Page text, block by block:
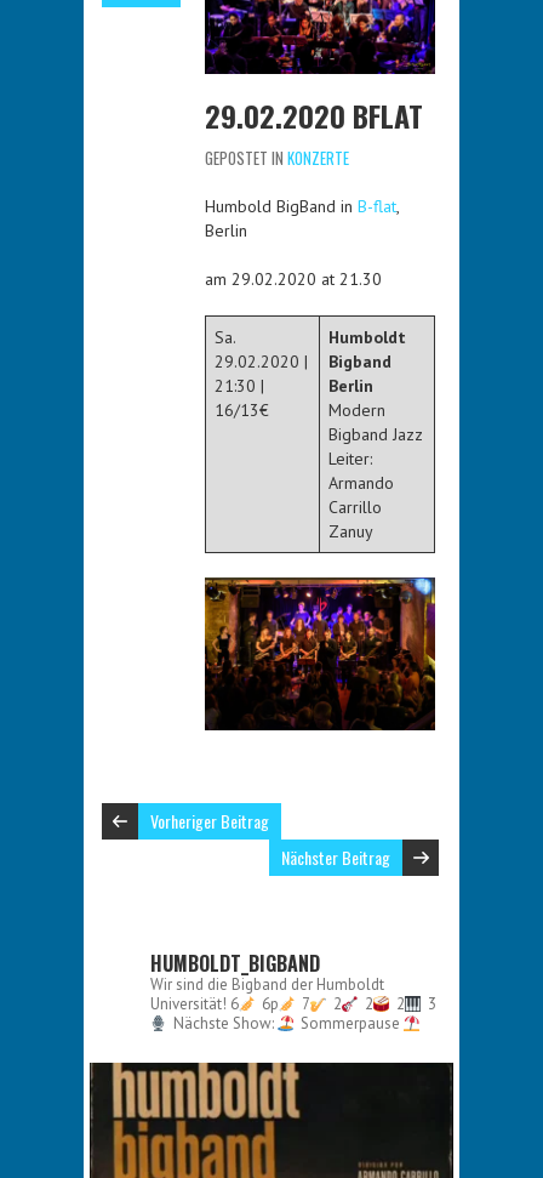
29.02.2020 BFLAT
GEPOSTET IN KONZERTE
Humbold BigBand in B-flat,
Berlin
am 29.02.2020 at 21.30
Sa.
29.02.2020 |
21:30 |
16/13€
Humboldt
Bigband
Berlin
Modern
Bigband Jazz
Leiter:
Armando
Carrillo
Zanuy
Vorheriger Beitrag
Nächster Beitrag
HUMBOLDT_BIGBAND
Wir sind die Bigband der Humboldt
Universität! 6 6p 7 2 2 2
3
Nächste Show:
Sommerpause